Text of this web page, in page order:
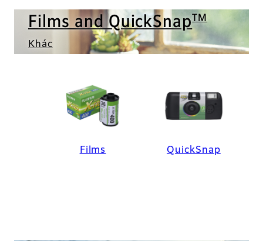
Films and QuickSnapTM
Khác
Films QuickSnap